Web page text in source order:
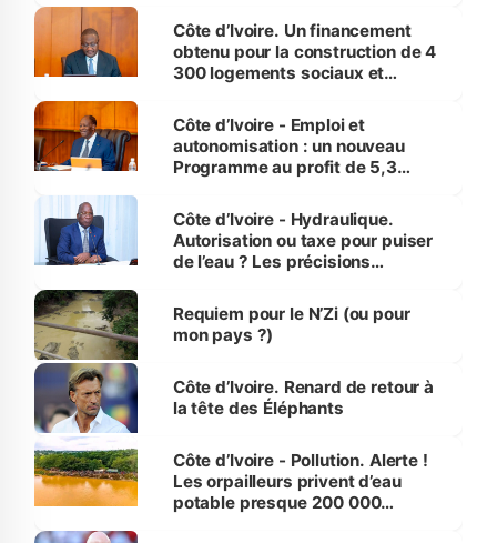
Côte d’Ivoire. Un financement
obtenu pour la construction de 4
300 logements sociaux et
et Yamoussoukro
Côte d’Ivoire - Emploi et
autonomisation : un nouveau
Programme au profit de 5,3
Côte d’Ivoire - Hydraulique.
Autorisation ou taxe pour puiser
de l’eau ? Les précisions
Requiem pour le N’Zi (ou pour
mon pays ?)
Côte d’Ivoire. Renard de retour à
la tête des Éléphants
Côte d’Ivoire - Pollution. Alerte !
Les orpailleurs privent d’eau
potable presque 200 000